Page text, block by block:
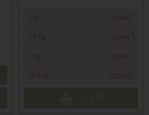
1kg 2,39 € *
2,5 kg 5,49 € *
5 kg 9,95 € *
12,5 kg 22,50 € *